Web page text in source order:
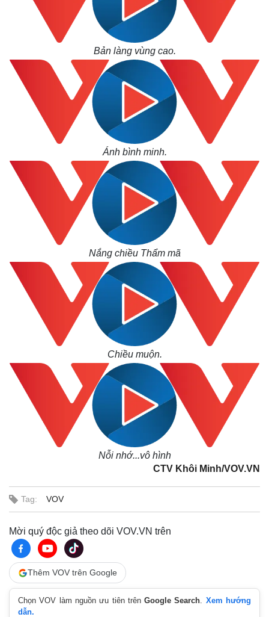
Thế giới
Quan sát
Cuộc sống đó đây
Multimedia
Video
Ảnh
E-Magazine
Infographic
Bản làng vùng cao.
Ánh bình minh.
Nắng chiều Thẩm mã
Chiều muộn.
Nỗi nhớ...vô hình
CTV Khôi Minh/VOV.VN
Tag: VOV
Mời quý độc giả theo dõi VOV.VN trên
Thêm VOV trên Google
Chọn VOV làm nguồn ưu tiên trênGoogle Search. Xem hướng
dẫn.